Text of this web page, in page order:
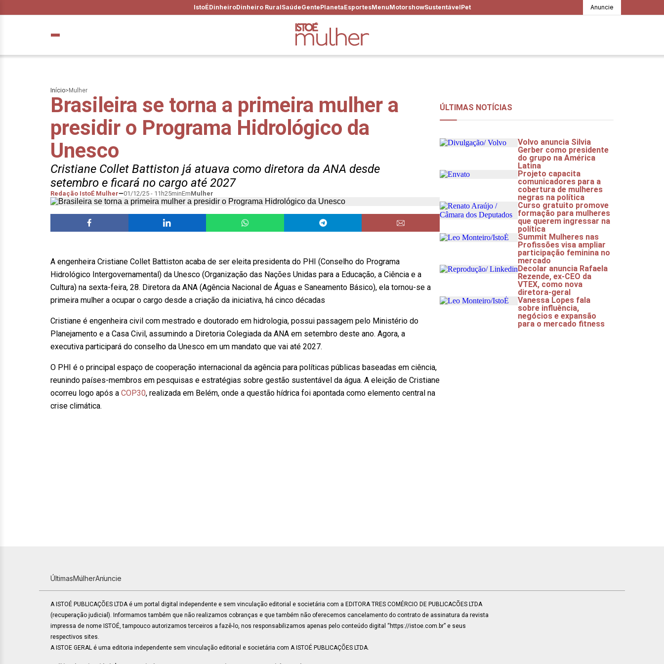
IstoÉDinheiroDinheiro RuralSaúdeGentePlanetaEsportesMenuMotorshowSustentávelPet Anuncie
Início> Mulher
Brasileira se torna a primeira mulher a
presidir o Programa Hidrológico da
Unesco
Cristiane Collet Battiston já atuava como diretora da ANA desde
setembro e ficará no cargo até 2027
Redação IstoÉ Mulher 01/12/25 - 11h25minEmMulher
A engenheira Cristiane Collet Battiston acaba de ser eleita presidenta do PHI (Conselho do Programa
Hidrológico Intergovernamental) da Unesco (Organização das Nações Unidas para a Educação, a Ciência e a
Cultura) na sexta-feira, 28. Diretora da ANA (Agência Nacional de Águas e Saneamento Básico), ela tornou-se a
primeira mulher a ocupar o cargo desde a criação da iniciativa, há cinco décadas
Cristiane é engenheira civil com mestrado e doutorado em hidrologia, possui passagem pelo Ministério do
Planejamento e a Casa Civil, assumindo a Diretoria Colegiada da ANA em setembro deste ano. Agora, a
executiva participará do conselho da Unesco em um mandato que vai até 2027.
O PHI é o principal espaço de cooperação internacional da agência para políticas públicas baseadas em ciência,
reunindo países-membros em pesquisas e estratégias sobre gestão sustentável da água. A eleição de Cristiane
ocorreu logo após a COP30, realizada em Belém, onde a questão hídrica foi apontada como elemento central na
crise climática.
ÚltimasMulherAnuncie
A ISTOÉ PUBLICAÇÕES LTDA é um portal digital independente e sem vinculação editorial e societária com a EDITORA TRES COMÉRCIO DE PUBLICACÕES LTDA
(recuperação judicial). Informamos também que não realizamos cobranças e que também não oferecemos cancelamento do contrato de assinatura da revista
impressa de nome ISTOÉ, tampouco autorizamos terceiros a fazê-lo, nos responsabilizamos apenas pelo conteúdo digital “https://istoe.com.br” e seus
respectivos sites.
A ISTOE GERAL é uma editoria independente sem vinculação editorial e societária com A ISTOÉ PUBLICAÇÕES LTDA.